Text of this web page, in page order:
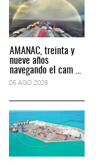
AMANAC, treinta y
nueve años
navegando el cam ...
05 AGO 2026